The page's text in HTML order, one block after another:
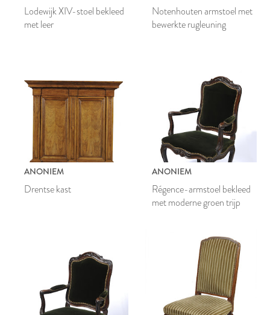
Lodewijk XIV-stoel bekleed
met leer
Notenhouten armstoel met
bewerkte rugleuning
ANONIEM
Drentse kast
ANONIEM
Régence-armstoel bekleed
met moderne groen trijp